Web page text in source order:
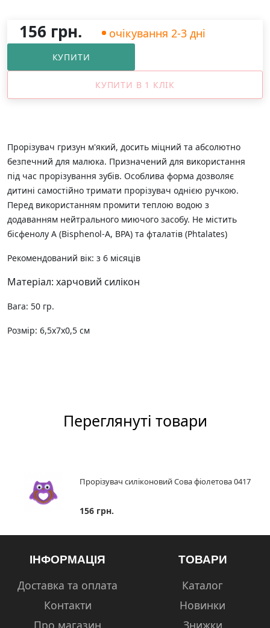
156 грн. очікування 2-3 дні
КУПИТИ
КУПИТИ В 1 КЛІК
Прорізувач гризун м'який, досить міцний та абсолютно
безпечний для малюка. Призначений для використання
під час прорізування зубів. Особлива форма дозволяє
дитині самостійно тримати прорізувач однією ручкою.
Перед використанням промити теплою водою з
додаванням нейтрального миючого засобу. Не містить
бісфенолу А (Bisphenol-A, BPA) та фталатів (Phtalates)
Рекомендований вік: з 6 місяців
Матеріал: харчовий силікон
Вага: 50 гр.
Розмір: 6,5х7х0,5 см
Переглянуті товари
Прорізувач силіконовий Сова фіолетова 0417
156 грн.
ІНФОРМАЦІЯ
Доставка та оплата
Контакти
Про магазин
ТОВАРИ
Каталог
Новинки
Знижки